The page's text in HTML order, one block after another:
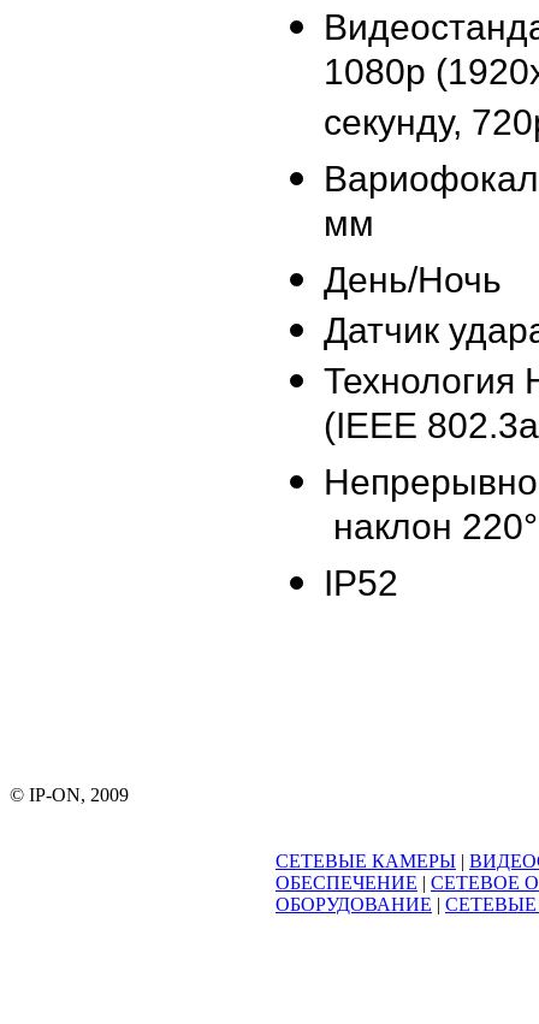
1080p
секунду,
мм
День/Ночь
Датчик
Технология
(IEEE
наклон 220°
IP52
© IP-ON, 2009
СЕТЕВЫЕ КАМЕРЫ |
ОБЕСПЕЧЕНИЕ | СЕТЕВОЕ
ОБОРУДОВАНИЕ |